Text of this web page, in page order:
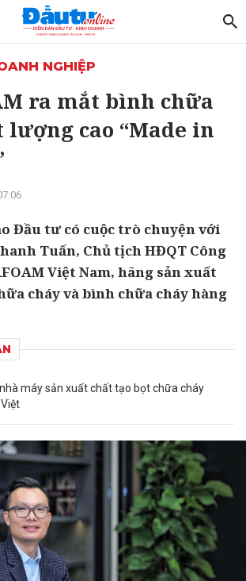
NGHIỆP
ra mắt bình chữa
lượng cao “Made in
Đầu tư có cuộc trò chuyện với
Tuấn, Chủ tịch HĐQT Công
Việt Nam, hãng sản xuất
cháy và bình chữa cháy hàng
máy sản xuất chất tạo bọt chữa cháy